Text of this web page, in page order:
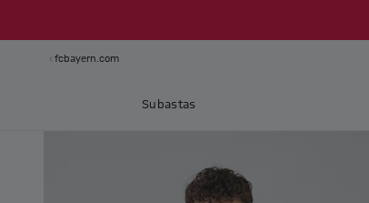
fcbayern.com
Subastas